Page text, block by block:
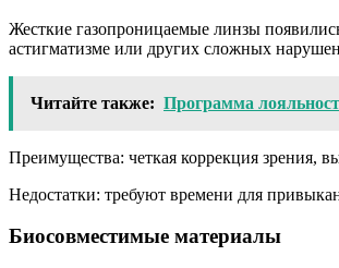
Жесткие газопроницаемые линзы
астигматизме или других сложных
Читайте также: Программа
Преимущества: четкая коррекция зрения,
Недостатки: требуют времени для
Биосовместимые материалы